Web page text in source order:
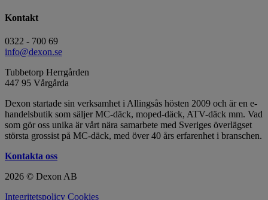
Kontakt
0322 - 700 69
info@dexon.se
Tubbetorp Herrgården
447 95 Vårgårda
Dexon startade sin verksamhet i Allingsås hösten 2009 och är en e-
handelsbutik som säljer MC-däck, moped-däck, ATV-däck mm. Vad
som gör oss unika är vårt nära samarbete med Sveriges överlägset
största grossist på MC-däck, med över 40 års erfarenhet i branschen.
Kontakta oss
2026 © Dexon AB
Integritetspolicy Cookies